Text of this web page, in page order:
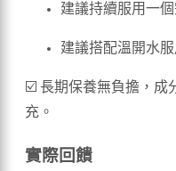
建議持續服用一
建議搭配溫開水
☑️ 長期保養無負擔，成
充。
實際回饋